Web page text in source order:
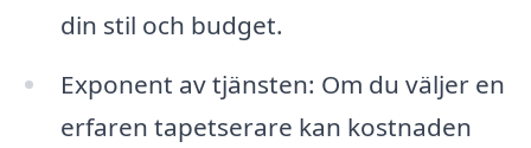
din stil och budget.
Exponent av tjänsten: Om du väljer en
erfaren tapetserare kan kostnaden